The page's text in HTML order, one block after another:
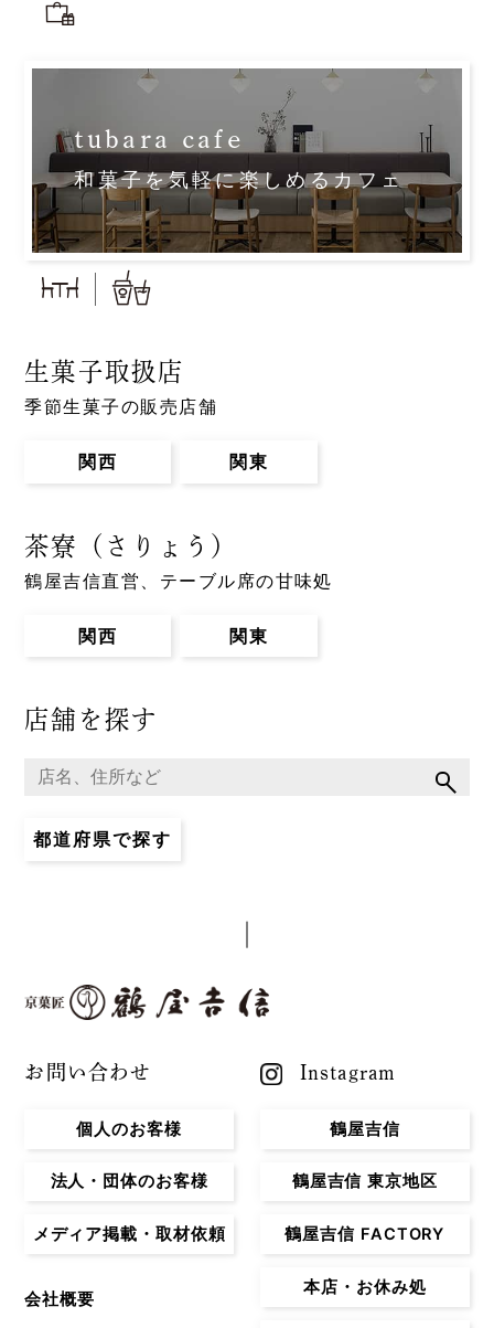
tubara cafe
和菓子を気軽に楽しめるカフェ
生菓子取扱店
季節生菓子の販売店舗
関西 関東
茶寮（さりょう）
鶴屋吉信直営、テーブル席の甘味処
関西 関東
店舗を探す
都道府県で探す
お問い合わせ
個人のお客様
法人・団体のお客様
メディア掲載・取材依頼
会社概要
Instagram
鶴屋吉信
鶴屋吉信 東京地区
鶴屋吉信 FACTORY
本店・お休み処